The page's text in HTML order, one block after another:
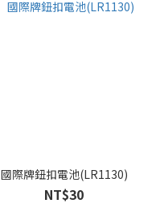
國際牌鈕扣電池(LR1130)
NT$30